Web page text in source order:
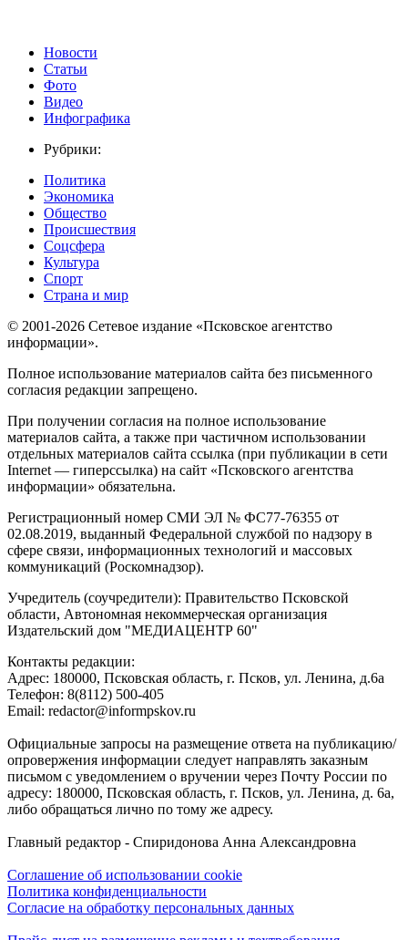
Новости
Статьи
Фото
Видео
Инфографика
Рубрики:
Политика
Экономика
Общество
Происшествия
Соцсфера
Культура
Спорт
Страна и мир
© 2001-2026 Сетевое издание «Псковское агентство
информации».
Полное использование материалов сайта без письменного
согласия редакции запрещено.
При получении согласия на полное использование
материалов сайта, а также при частичном использовании
отдельных материалов сайта ссылка (при публикации в сети
Internet — гиперссылка) на сайт «Псковского агентства
информации» обязательна.
Регистрационный номер СМИ ЭЛ № ФС77-76355 от
02.08.2019, выданный Федеральной службой по надзору в
сфере связи, информационных технологий и массовых
коммуникаций (Роскомнадзор).
Учредитель (соучредители): Правительство Псковской
области, Автономная некоммерческая организация
Издательский дом "МЕДИАЦЕНТР 60"
Контакты редакции:
Адреc: 180000, Псковская область, г. Псков, ул. Ленина, д.6а
Телефон: 8(8112) 500-405
Email: redactor@informpskov.ru
Официальные запросы на размещение ответа на публикацию/
опровержения информации следует направлять заказным
письмом с уведомлением о вручении через Почту России по
адресу: 180000, Псковская область, г. Псков, ул. Ленина, д. 6а,
либо обращаться лично по тому же адресу.
Главный редактор - Спиридонова Анна Александровна
Соглашение об использовании cookie
Политика конфиденциальности
Согласие на обработку персональных данных